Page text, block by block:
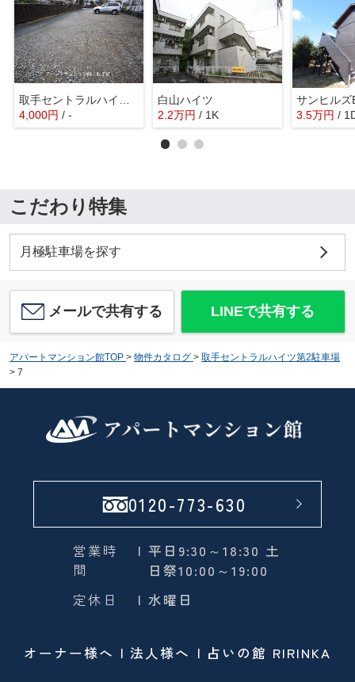
4,000円 / -
白山ハイツ
2.2万円 / 1K
サンヒルズ
3.5万円 /
こだわり特集
月極駐車場を探す
メールで共有する LINEで共有する
アパートマンション館TOP > 物件カタログ > 取手セントラルハイツ第2駐車場
> 7
0120-773-630
営業時
間
| 平日9:30～18:30 土
日祭10:00～19:00
定休日
| 水曜日
オーナー様へ 法人様へ 占いの館 RIRINKA